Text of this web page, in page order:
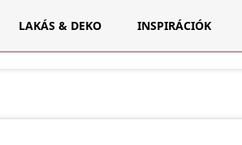
LAKÁS & DEKO INSPIRÁCIÓK